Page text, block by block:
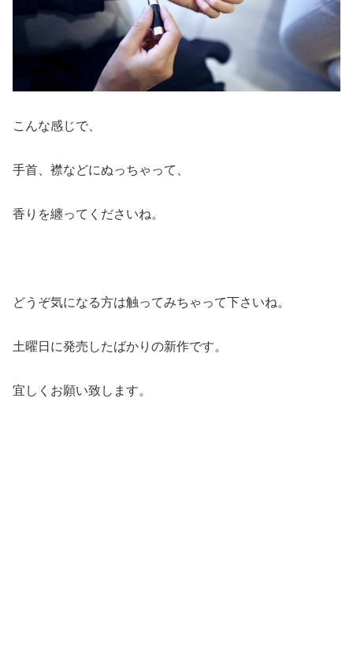
こんな感じで、
手首、襟などにぬっちゃって、
香りを纏ってくださいね。
どうぞ気になる方は触ってみちゃって下さいね。
土曜日に発売したばかりの新作です。
宜しくお願い致します。